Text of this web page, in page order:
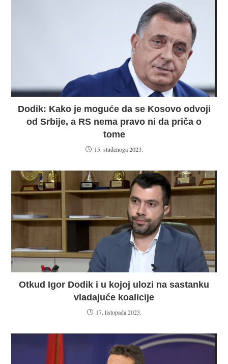
Dodik: Kako je moguće da se Kosovo odvoji
od Srbije, a RS nema pravo ni da priča o
tome
15. studenoga 2023.
Otkud Igor Dodik i u kojoj ulozi na sastanku
vladajuće koalicije
17. listopada 2023.